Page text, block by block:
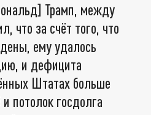
Трамп, между
что за счёт того, что
ему удалось
и дефицита
Штатах больше
потолок госдолга